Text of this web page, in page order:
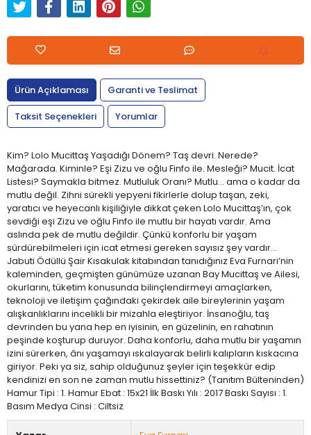
Ürün Açıklaması
Garanti ve Teslimat
Taksit Seçenekleri
Yorumlar
Kim? Lolo Mucittaş Yaşadığı Dönem? Taş devri. Nerede?
Mağarada. Kiminle? Eşi Zizu ve oğlu Finfo ile. Mesleği? Mucit. İcat
Listesi? Saymakla bitmez. Mutluluk Oranı? Mutlu… ama o kadar da
mutlu değil. Zihni sürekli yepyeni fikirlerle dolup taşan, zeki,
yaratıcı ve heyecanlı kişiliğiyle dikkat çeken Lolo Mucittaş’ın, çok
sevdiği eşi Zizu ve oğlu Finfo ile mutlu bir hayatı vardır. Ama
aslında pek de mutlu değildir. Çünkü konforlu bir yaşam
sürdürebilmeleri için icat etmesi gereken sayısız şey vardır...
Jabuti Ödüllü Şair Kısakulak kitabından tanıdığınız Eva Furnari’nin
kaleminden, geçmişten günümüze uzanan Bay Mucittaş ve Ailesi,
okurlarını, tüketim konusunda bilinçlendirmeyi amaçlarken,
teknoloji ve iletişim çağındaki çekirdek aile bireylerinin yaşam
alışkanlıklarını incelikli bir mizahla eleştiriyor. İnsanoğlu, taş
devrinden bu yana hep en iyisinin, en güzelinin, en rahatının
peşinde koşturup duruyor. Daha konforlu, daha mutlu bir yaşamın
izini sürerken, ânı yaşamayı ıskalayarak belirli kalıpların kıskacına
giriyor. Peki ya siz, sahip olduğunuz şeyler için teşekkür edip
kendinizi en son ne zaman mutlu hissettiniz? (Tanıtım Bülteninden)
Hamur Tipi : 1. Hamur Ebat : 15x21 İlk Baskı Yılı : 2017 Baskı Sayısı : 1.
Basım Medya Cinsi : Ciltsiz